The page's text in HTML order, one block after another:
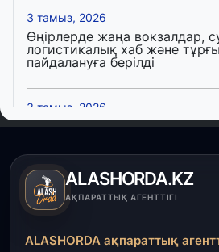
3 тамыз, 2026
Өңірлерде жаңа вокзалдар,
логистикалық хаб және
пайдалануға берілді
3 тамыз, 2026
Қызылордада 300 орындық
салынып жатыр
1 тамыз, 2026
ALASHORDA.KZ
АҚПАРАТТЫҚ АГЕНТТІГІ
ALASHORDA ақпараттық